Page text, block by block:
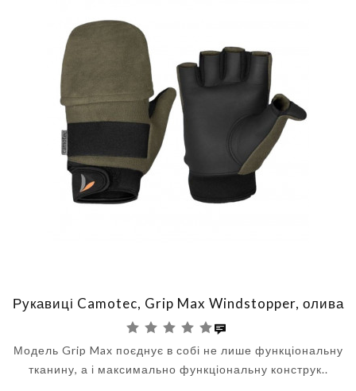
Рукавиці Camotec, Grip Max Windstopper, олива
Модель Grip Max поєднує в собі не лише функціональну
тканину, а і максимально функціональну конструк..